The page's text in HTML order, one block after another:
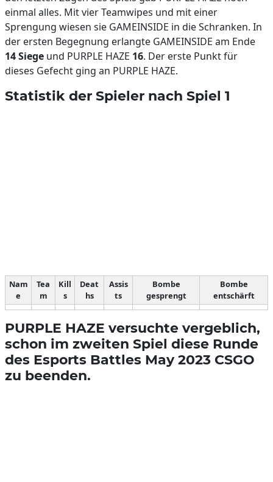
einmal alles. Mit vier Teamwipes und mit einer
Sprengung wiesen sie GAMEINSIDE in die Schranken. In
der ersten Begegnung erlangte GAMEINSIDE am Ende
14 Siege und PURPLE HAZE 16. Der erste Punkt für
dieses Gefecht ging an PURPLE HAZE.
Statistik der Spieler nach Spiel 1
Nam
e
Tea
m
Kill
s
Deat
hs
Assis
ts
Bombe
gesprengt
Bombe
entschärft
PURPLE HAZE versuchte vergeblich,
schon im zweiten Spiel diese Runde
des Esports Battles May 2023 CSGO
zu beenden.